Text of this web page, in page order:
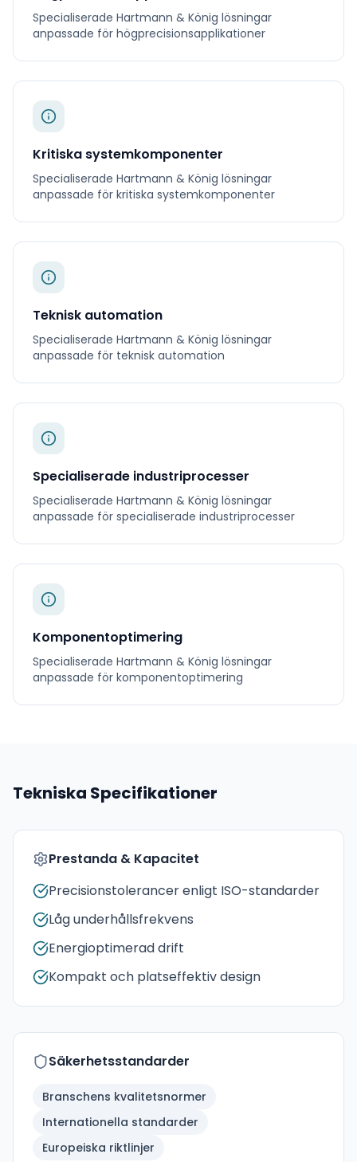
Specialiserade Hartmann & König lösningar
anpassade för högprecisionsapplikationer
Kritiska systemkomponenter
Specialiserade Hartmann & König lösningar
anpassade för kritiska systemkomponenter
Teknisk automation
Specialiserade Hartmann & König lösningar
anpassade för teknisk automation
Specialiserade industriprocesser
Specialiserade Hartmann & König lösningar
anpassade för specialiserade industriprocesser
Komponentoptimering
Specialiserade Hartmann & König lösningar
anpassade för komponentoptimering
Tekniska Specifikationer
Prestanda & Kapacitet
Precisionstolerancer enligt ISO-standarder
Låg underhållsfrekvens
Energioptimerad drift
Kompakt och platseffektiv design
Säkerhetsstandarder
Branschens kvalitetsnormer
Internationella standarder
Europeiska riktlinjer